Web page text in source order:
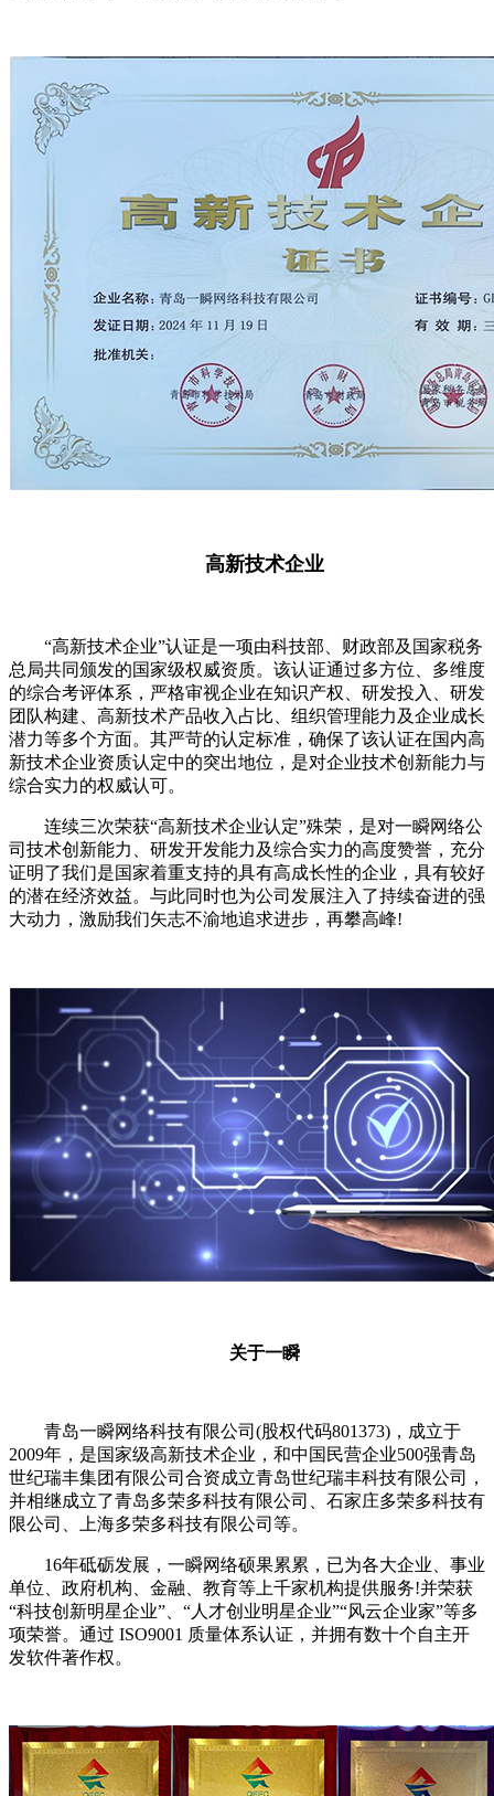
高新技术企业
“高新技术企业”认证是一项由科技部、财政部及国家税务
总局共同颁发的国家级权威资质。该认证通过多方位、多维度
的综合考评体系，严格审视企业在知识产权、研发投入、研发
团队构建、高新技术产品收入占比、组织管理能力及企业成长
潜力等多个方面。其严苛的认定标准，确保了该认证在国内高
新技术企业资质认定中的突出地位，是对企业技术创新能力与
综合实力的权威认可。
连续三次荣获“高新技术企业认定”殊荣，是对一瞬网络公
司技术创新能力、研发开发能力及综合实力的高度赞誉，充分
证明了我们是国家着重支持的具有高成长性的企业，具有较好
的潜在经济效益。与此同时也为公司发展注入了持续奋进的强
大动力，激励我们矢志不渝地追求进步，再攀高峰!
关于一瞬
青岛一瞬网络科技有限公司(股权代码801373)，成立于
2009年，是国家级高新技术企业，和中国民营企业500强青岛
世纪瑞丰集团有限公司合资成立青岛世纪瑞丰科技有限公司，
并相继成立了青岛多荣多科技有限公司、石家庄多荣多科技有
限公司、上海多荣多科技有限公司等。
16年砥砺发展，一瞬网络硕果累累，已为各大企业、事业
单位、政府机构、金融、教育等上千家机构提供服务!并荣获
“科技创新明星企业”、“人才创业明星企业”“风云企业家”等多
项荣誉。通过 ISO9001 质量体系认证，并拥有数十个自主开
发软件著作权。